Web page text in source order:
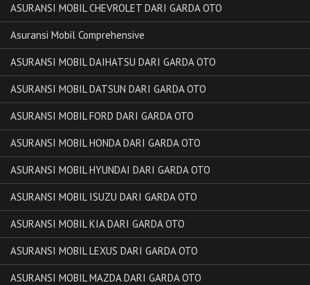
ASURANSI MOBIL CHEVROLET DARI GARDA OTO
Asuransi Mobil Comprehensive
ASURANSI MOBIL DAIHATSU DARI GARDA OTO
ASURANSI MOBIL DATSUN DARI GARDA OTO
ASURANSI MOBIL FORD DARI GARDA OTO
ASURANSI MOBIL HONDA DARI GARDA OTO
ASURANSI MOBIL HYUNDAI DARI GARDA OTO
ASURANSI MOBIL ISUZU DARI GARDA OTO
ASURANSI MOBIL KIA DARI GARDA OTO
ASURANSI MOBIL LEXUS DARI GARDA OTO
ASURANSI MOBIL MAZDA DARI GARDA OTO